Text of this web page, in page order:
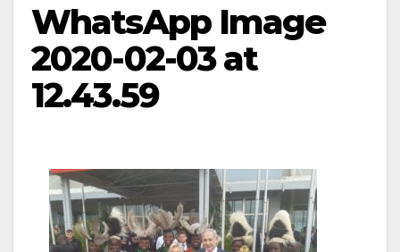
WhatsApp Image
2020-02-03 at
12.43.59